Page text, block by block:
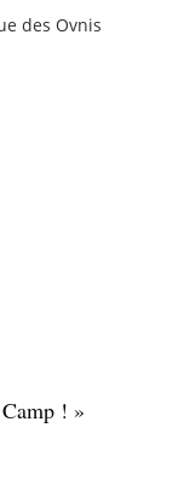
des Ovnis
! »